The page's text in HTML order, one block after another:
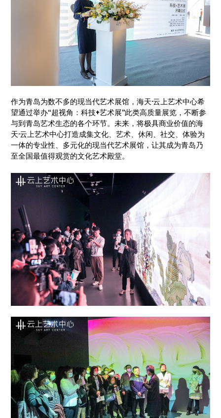
作为青岛为数不多的现当代艺术展馆，海天·云上艺术中心希
望通过举办“超视角：科技+艺术展”此类高质量展览，不断参
与到青岛艺术生态的各个环节。未来，将极具商业价值的海
天·云上艺术中心打造成集文化、艺术、休闲、社交、体验为
一体的专业性、多元化的现当代艺术展馆，让其成为青岛乃
至全国最值得观赏的文化艺术殿堂。